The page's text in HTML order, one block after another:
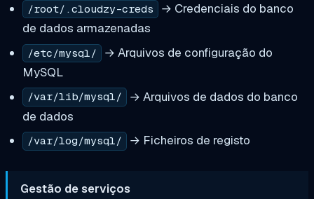
/root/.cloudzy-creds
→ Credenciais do banco
de dados armazenadas
/etc/mysql/
→ Arquivos de configuração do
MySQL
/var/lib/mysql/
→ Arquivos de dados do banco
de dados
/var/log/mysql/ → Ficheiros de registo
Gestão de serviços